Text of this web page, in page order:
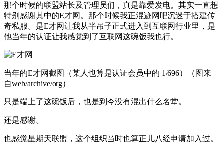
那个时候的联盟站长及管理员们，真是靠爱发电。其实一直想
特别感谢其中的E才网。那个时候我正混迹网吧沉迷于搭建传
奇私服。是E才网让我从半吊子正式进入到互联网行业里，是
他当年的认证让我感觉到了互联网这碗饭我也行。
当年的E才网截图（某人也算是认证会员中的 1/696）（图来
自web/archive/org）
只是端上了这碗饭后，也是到今没有混出什么名堂。
还是感谢。
也感觉星期天联盟，这个组织当时也算正儿八经申请加入过。